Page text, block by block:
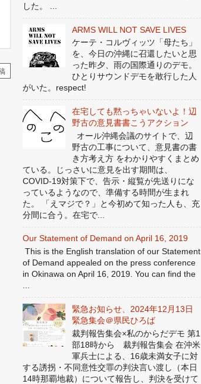
した。 ...
ARMS WILL NOT SAVE LIVES
ケーテ・コルヴィッツ「母たち」
を、今日の沖縄に召還したいと思
った昨夕、雨の国際通りのデモ。
ひとりサウンドデモを敢行した人
がいた。respect!
在宅しても黙っちゃいないよ！辺
野古の意見書書こうアクション
オール沖縄会議のサイトで、辺
野古の工事について、意見書の書
き方考え方 をわかりやすくまとめ
ている。じっさいに意見を出す期間は、
COVID-19対策下で、告示・縦覧が先送りにな
っているようなので、準備する時間が生まれ
た。 「えマジで？」と今初めて知った人も、充
分間に合う。在宅で...
Our Statement of Demand on April 16, 2019
This is the English translation of our Statement
of Demand appealed on the press conference
in Okinawa on April 16, 2019. You can find the
緊急お知らせ、2024年12月13日
緊急集会＠県民ひろば
裁判報告集会×私のからだデモ 第1
部18時から 裁判報告集会 在沖米
軍兵士による、16歳未満女子に対
する誘拐・不同意性交罪の判決言い渡し（本日
14時那覇地裁）について報告し、判決を受けて